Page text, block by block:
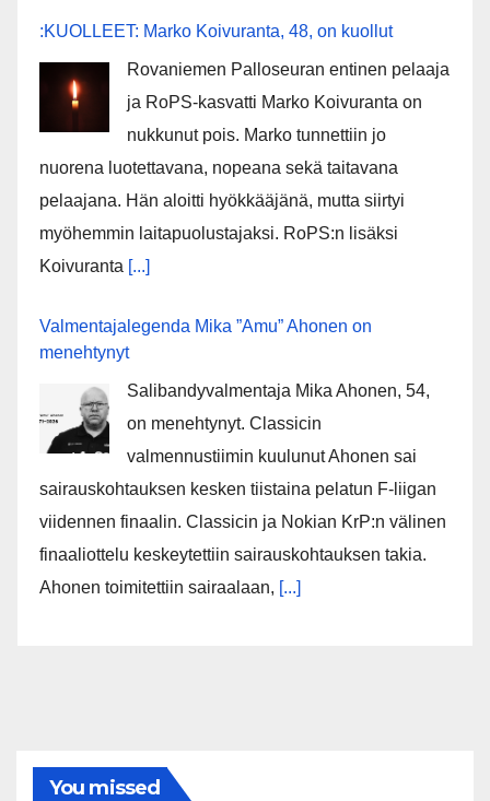
:KUOLLEET: Marko Koivuranta, 48, on kuollut
Rovaniemen Palloseuran entinen pelaaja
ja RoPS-kasvatti Marko Koivuranta on
nukkunut pois. Marko tunnettiin jo
nuorena luotettavana, nopeana sekä taitavana
pelaajana. Hän aloitti hyökkääjänä, mutta siirtyi
myöhemmin laitapuolustajaksi. RoPS:n lisäksi
Koivuranta [...]
Valmentajalegenda Mika ”Amu” Ahonen on
menehtynyt
Salibandyvalmentaja Mika Ahonen, 54,
on menehtynyt. Classicin
valmennustiimin kuulunut Ahonen sai
sairauskohtauksen kesken tiistaina pelatun F-liigan
viidennen finaalin. Classicin ja Nokian KrP:n välinen
finaaliottelu keskeytettiin sairauskohtauksen takia.
Ahonen toimitettiin sairaalaan, [...]
You missed